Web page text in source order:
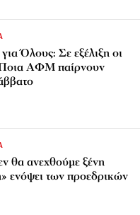
Όλους: Σε εξέλιξη οι
Ποια ΑΦΜ παίρνουν
θα ανεχθούμε ξένη
ενόψει των προεδρικών